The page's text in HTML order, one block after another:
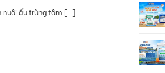
nuôi ấu trùng tôm [...]